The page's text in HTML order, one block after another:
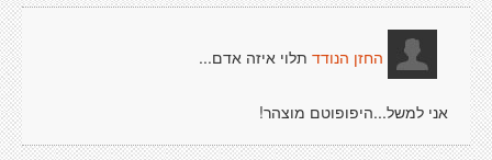
החזן הנודד תלוי איזה אדם...
אני למשל...היפופוטם מוצהר!